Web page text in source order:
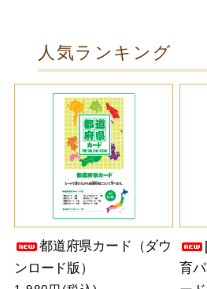
人気ランキング
都道府県カード（ダウ
ンロード版）
育